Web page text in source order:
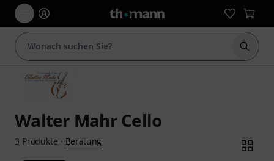
Suche
Walter Mahr Cello
3 Produkte · Beratung